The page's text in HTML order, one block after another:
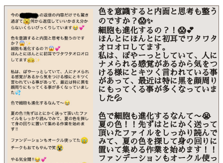
色を意識すると内面と思考も整う
のですか？😱✨
細胞も進化するの？！😱💕
ほんとにほんとに初耳でワタワタ
オロオロしてます。
私は、ぽやーっとしていて、人に
ナメられる感覚があるから気をつ
ける様にとキツく言われている事
があって、最近は特に黒を顔周り
にもってくる事が多くなっていま
した💦
色で細胞も進化するなんて〜😭
夏の色！！先ずはとにかく送って
頂いたファイルをしっかり読んで
みて、夏の色を探して身の回りに
置いて集める作業を始めます！！
ファンデーションもオークル使っ